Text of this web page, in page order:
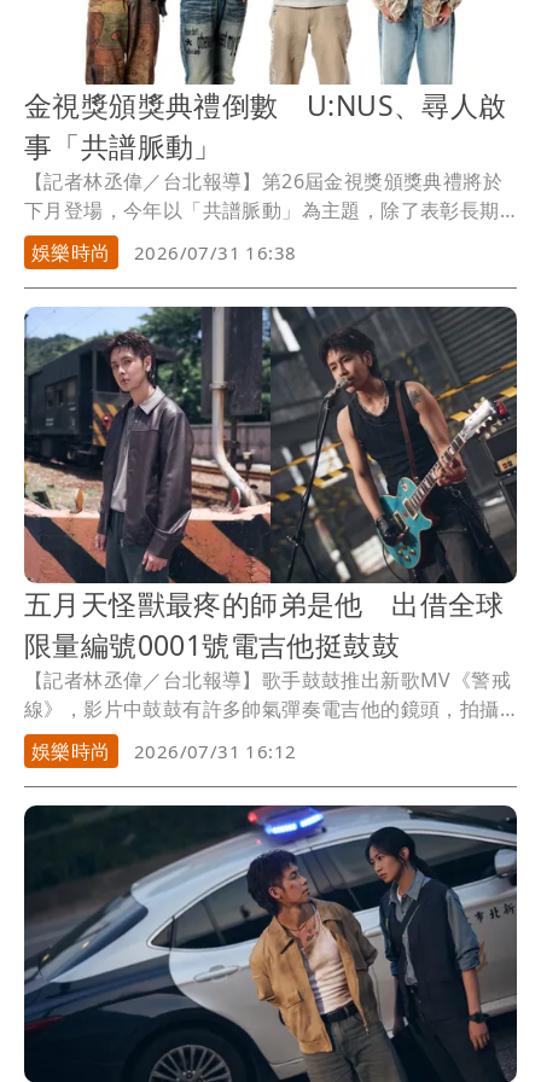
金視獎頒獎典禮倒數 U:NUS、尋人啟
事「共譜脈動」
【記者林丞偉／台北報導】第26屆金視獎頒獎典禮將於
下月登場，今年以「共譜脈動」為主題，除了表彰長期
深耕地方、持續創作優質內容的有線電視業者，也將透
過音樂與舞台，串聯表演者與觀眾的情感。金曲獎最佳
演唱組合「尋人啟事」與人氣男團「U:NUS」將登上金
視獎舞台。
娛樂時尚 2026/07/31 16:38
五月天怪獸最疼的師弟是他 出借全球
限量編號0001號電吉他挺鼓鼓
【記者林丞偉／台北報導】歌手鼓鼓推出新歌MV《警戒
線》，影片中鼓鼓有許多帥氣彈奏電吉他的鏡頭，拍攝
所使用的吉他更是大有來頭，由五月天怪獸特別出借全
球限量聯名簽名款電吉他Epiphone MAYDAY
MONSTER '59 Les Paul Standard，甚至是珍貴的編號
0001號吉他力挺拍攝，足見師兄天團「五月天」有多疼
娛樂時尚 2026/07/31 16:12